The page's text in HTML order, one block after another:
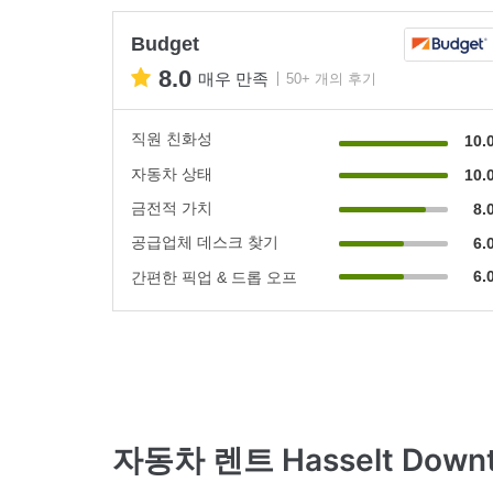
Budget
8.0 매우 만족 50+ 개의 후기
직원 친화성
자동차 상태
금전적 가치
공급업체 데스크 찾기
간편한 픽업 & 드롭 오프
자동차 렌트 Hasselt